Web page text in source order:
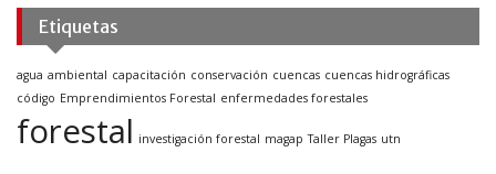
Etiquetas
agua ambiental capacitación conservación cuencas cuencas hidrográficas
código Emprendimientos Forestal enfermedades forestales
forestal investigación forestal magap Taller Plagas utn